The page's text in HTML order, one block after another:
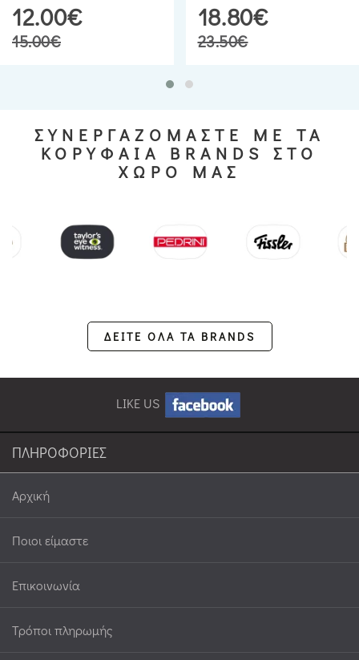
12.00€
15.00€
18.80€
23.50€
ΣΥΝΕΡΓΑΖΟΜΑΣΤΕ ΜΕ ΤΑ
ΚΟΡΥΦΑΙΑ BRANDS ΣΤΟ
ΧΩΡΟ ΜΑΣ
ΔΕΙΤΕ ΟΛΑ ΤΑ BRANDS
LIKE US
ΠΛΗΡΟΦΟΡΙΕΣ
Αρχική
Ποιοι είμαστε
Επικοινωνία
Τρόποι πληρωμής